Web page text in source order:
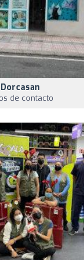
de contacto